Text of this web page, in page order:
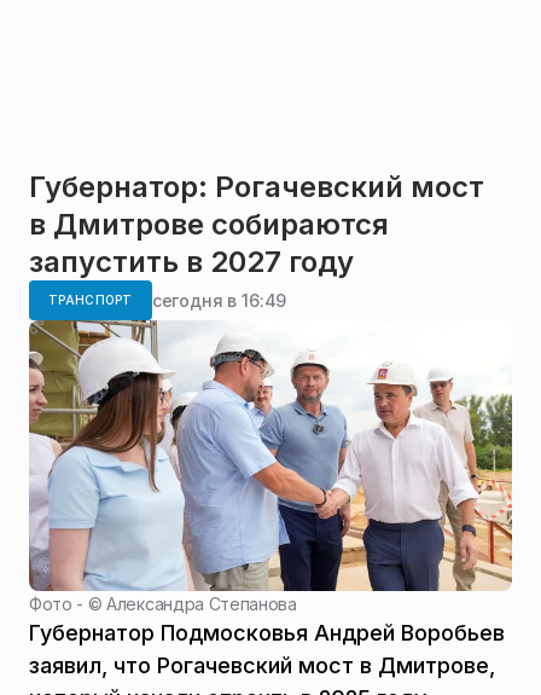
Губернатор: Рогачевский мост
в Дмитрове собираются
запустить в 2027 году
ТРАНСПОРТ сегодня в 16:49
Фото - ©Александра Степанова
Губернатор Подмосковья Андрей Воробьев
заявил, что Рогачевский мост в Дмитрове,